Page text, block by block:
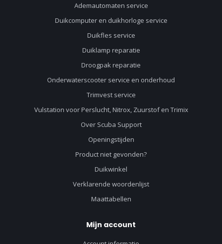
Ademautomaten service
Duikcomputer en duikhorloge service
Duikfles service
Duiklamp reparatie
Droogpak reparatie
Onderwaterscooter service en onderhoud
Trimvest service
Vulstation voor Perslucht, Nitrox, Zuurstof en Trimix
Over Scuba Support
Openingstijden
Product niet gevonden?
Duikwinkel
Verklarende woordenlijst
Maattabellen
Mijn account